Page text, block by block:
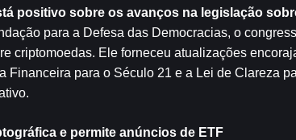
positivo sobre os avanços na legislação
para a Defesa das Democracias, o
criptomoedas. Ele forneceu atualizações
Financeira para o Século 21 e a Lei de Clareza
e permite anúncios de ETF